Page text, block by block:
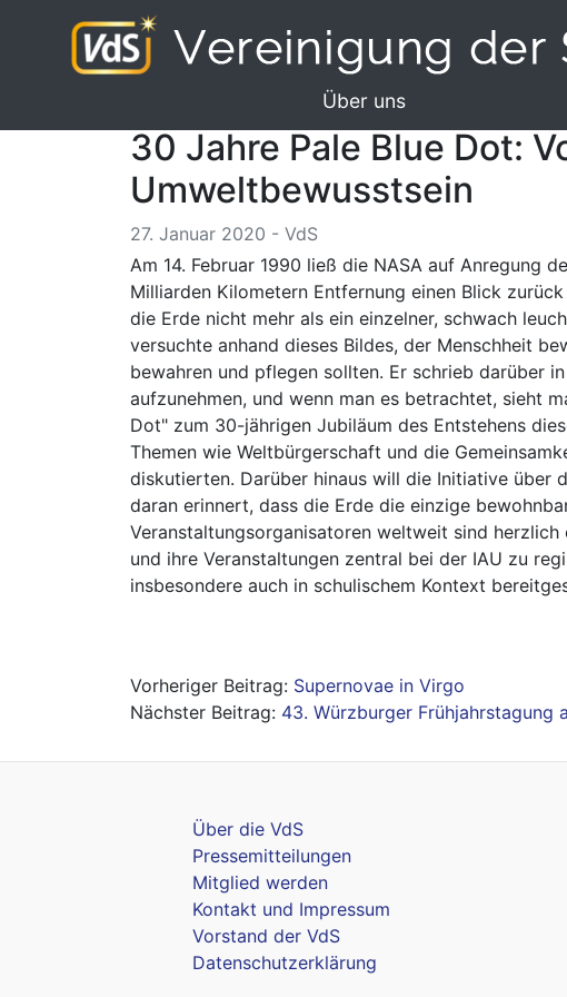
Über uns
30 Jahre Pale Blue Dot:
Umweltbewusstsein
27. Januar 2020 - VdS
Am 14. Februar 1990 ließ die NASA auf Anregung
Milliarden Kilometern Entfernung einen Blick
die Erde nicht mehr als ein einzelner, schwach
versuchte anhand dieses Bildes, der Menschheit
bewahren und pflegen sollten. Er schrieb darüber
aufzunehmen, und wenn man es betrachtet, sieht
Dot" zum 30-jährigen Jubiläum des Entstehens
Themen wie Weltbürgerschaft und die
diskutierten. Darüber hinaus will die Initiative über
daran erinnert, dass die Erde die einzige
Veranstaltungsorganisatoren weltweit sind
und ihre Veranstaltungen zentral bei der IAU zu
insbesondere auch in schulischem Kontext
Beitragsnavigation
Supernovae in Virgo
43. Würzburger Frühjahrstagung
Über die VdS
Pressemitteilungen
Mitglied werden
Kontakt und Impressum
Vorstand der VdS
Datenschutzerklärung